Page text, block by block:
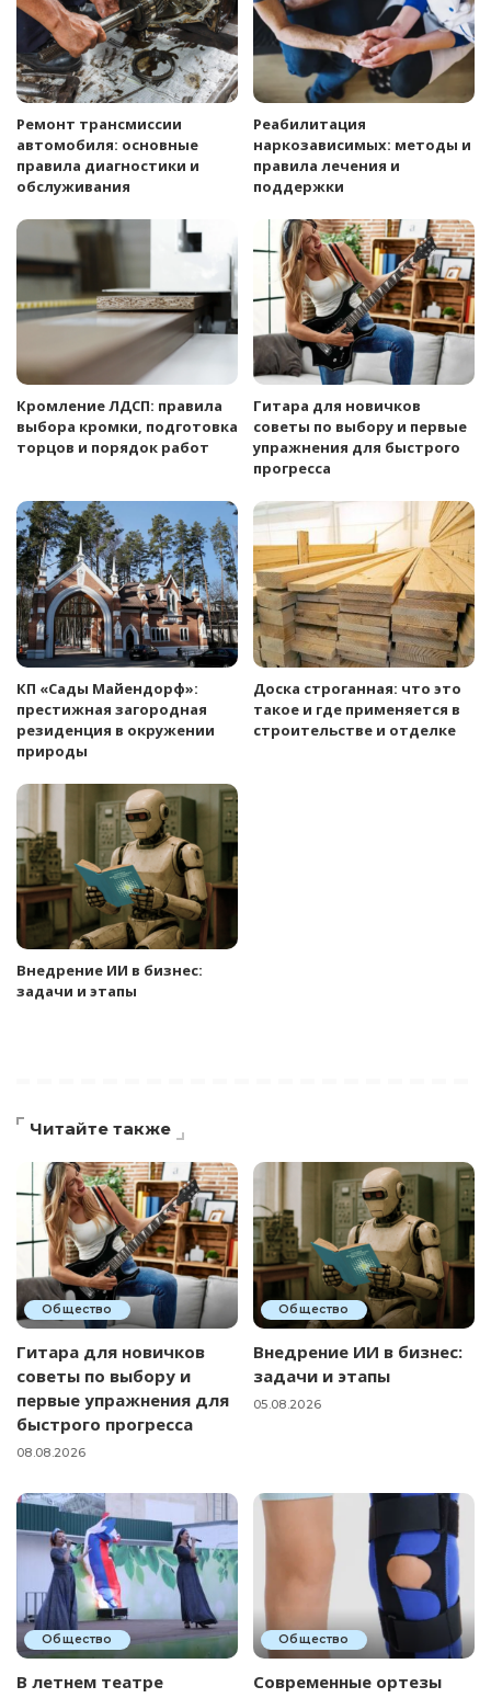
Ремонт трансмиссии
автомобиля: основные
правила диагностики и
обслуживания
Реабилитация
наркозависимых: методы и
правила лечения и
поддержки
Кромление ЛДСП: правила
выбора кромки, подготовка
торцов и порядок работ
Гитара для новичков
советы по выбору и первые
упражнения для быстрого
прогресса
КП «Сады Майендорф»:
престижная загородная
резиденция в окружении
природы
Доска строганная: что это
такое и где применяется в
строительстве и отделке
Внедрение ИИ в бизнес:
задачи и этапы
Читайте также
Общество
Гитара для новичков
советы по выбору и
первые упражнения для
быстрого прогресса
08.08.2026
Общество
Внедрение ИИ в бизнес:
задачи и этапы
05.08.2026
Общество
В летнем театре
Общество
Современные ортезы